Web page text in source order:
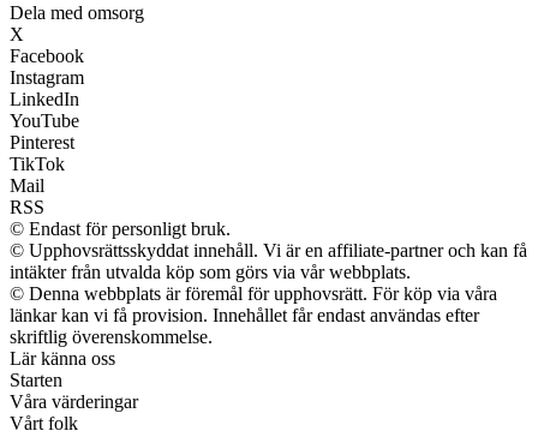
Dela med omsorg
X
Facebook
Instagram
LinkedIn
YouTube
Pinterest
TikTok
Mail
RSS
© Endast för personligt bruk.
© Upphovsrättsskyddat innehåll. Vi är en affiliate-partner och kan få
intäkter från utvalda köp som görs via vår webbplats.
© Denna webbplats är föremål för upphovsrätt. För köp via våra
länkar kan vi få provision. Innehållet får endast användas efter
skriftlig överenskommelse.
Lär känna oss
Starten
Våra värderingar
Vårt folk